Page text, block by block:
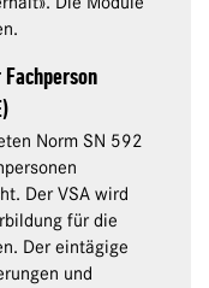
Norm SN 592
Der VSA wird
für die
Der eintägige
und